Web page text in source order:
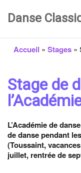
Danse
Accueil » Stages»
Stage de
L’Académie de
de danse pendant
(Toussaint,
juillet, rentrée de